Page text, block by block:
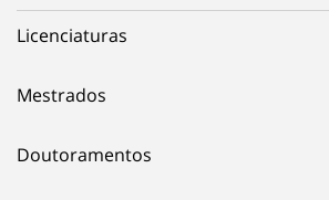
Licenciaturas
Mestrados
Doutoramentos